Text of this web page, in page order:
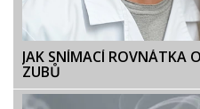
JAK SNÍMACÍ ROVNÁTKA
ZUBŮ